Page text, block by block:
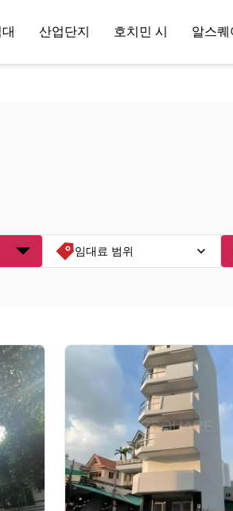
산업단지 호치민 시 알스퀘
임대료 범위